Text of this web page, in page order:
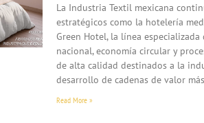
La Industria Textil mexicana
estratégicos como la hotelería
Green Hotel, la línea
nacional, economía circular y
de alta calidad destinados a la
desarrollo de cadenas de valor
Read More »